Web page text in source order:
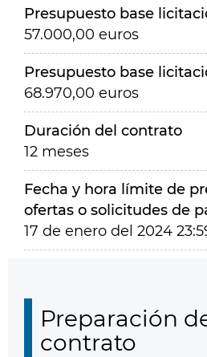
Presupuesto base
57.000,00 euros
Presupuesto base
68.970,00 euros
Duración del contrato
12 meses
Fecha y hora límite de
ofertas o solicitudes de
17 de enero del 2024
Preparación
contrato